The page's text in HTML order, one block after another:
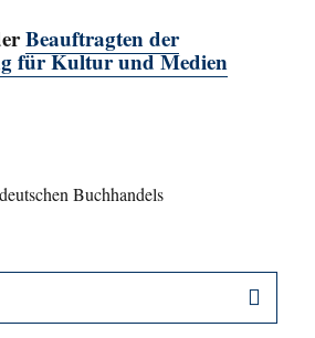
Beauftragten der
für Kultur und Medien